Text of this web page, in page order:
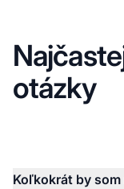
otázky
Koľkokrát by